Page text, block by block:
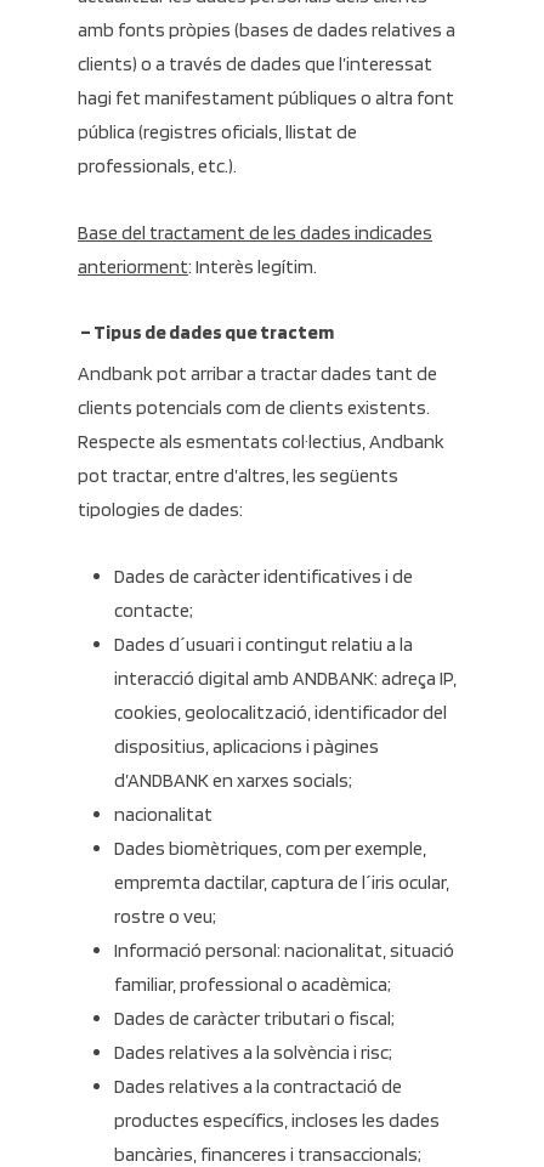
amb fonts pròpies (bases de dades relatives a
clients) o a través de dades que l’interessat
hagi fet manifestament públiques o altra font
pública (registres oficials, llistat de
professionals, etc.).
Base del tractament de les dades indicades
anteriorment: Interès legítim.
– Tipus de dades que tractem
Andbank pot arribar a tractar dades tant de
clients potencials com de clients existents.
Respecte als esmentats col·lectius, Andbank
pot tractar, entre d’altres, les següents
tipologies de dades:
Dades de caràcter identificatives i de
contacte;
Dades d´usuari i contingut relatiu a la
interacció digital amb ANDBANK: adreça IP,
cookies, geolocalització, identificador del
dispositius, aplicacions i pàgines
d’ANDBANK en xarxes socials;
nacionalitat
Dades biomètriques, com per exemple,
empremta dactilar, captura de l´iris ocular,
rostre o veu;
Informació personal: nacionalitat, situació
familiar, professional o acadèmica;
Dades de caràcter tributari o fiscal;
Dades relatives a la solvència i risc;
Dades relatives a la contractació de
productes específics, incloses les dades
bancàries, financeres i transaccionals;